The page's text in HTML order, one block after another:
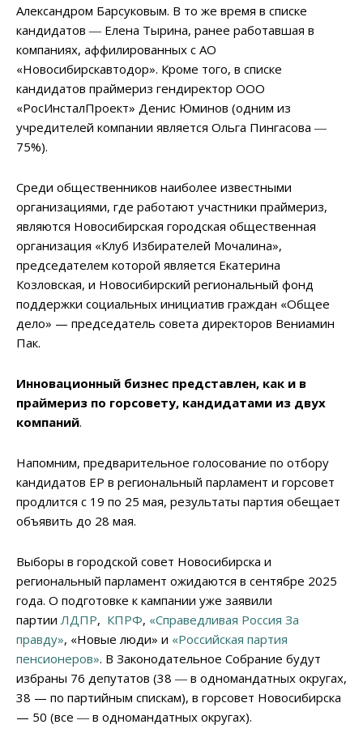
Александром Барсуковым. В то же время в списке
кандидатов ― Елена Тырина, ранее работавшая в
компаниях, аффилированных с АО
«Новосибирскавтодор». Кроме того, в списке
кандидатов праймериз гендиректор ООО
«РосИнсталПроект» Денис Юминов (одним из
учредителей компании является Ольга Пингасова ―
75%).
Среди общественников наиболее известными
организациями, где работают участники праймериз,
являются Новосибирская городская общественная
организация «Клуб Избирателей Мочалина»,
председателем которой является Екатерина
Козловская, и Новосибирский региональный фонд
поддержки социальных инициатив граждан «Общее
дело» — председатель совета директоров Вениамин
Пак.
Инновационный бизнес представлен, как и в
праймериз по горсовету, кандидатами из двух
компаний.
Напомним, предварительное голосование по отбору
кандидатов ЕР в региональный парламент и горсовет
продлится с 19 по 25 мая, результаты партия обещает
объявить до 28 мая.
Выборы в городской совет Новосибирска и
региональный парламент ожидаются в сентябре 2025
года. О подготовке к кампании уже заявили
партии ЛДПР, КПРФ, «Справедливая Россия За
правду», «Новые люди» и «Российская партия
пенсионеров». В Законодательное Собрание будут
избраны 76 депутатов (38 ― в одномандатных округах,
38 — по партийным спискам), в горсовет Новосибирска
— 50 (все ― в одномандатных округах).